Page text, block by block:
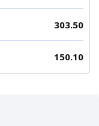
303.50
150.10